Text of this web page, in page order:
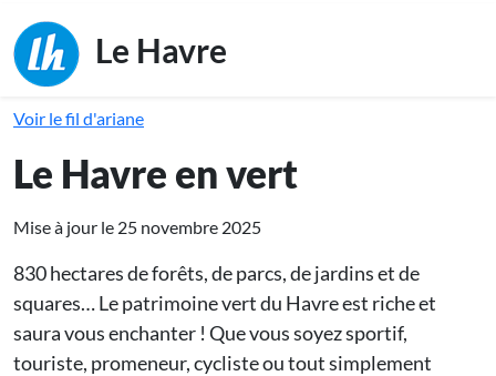
Le Havre
Voir le fil d'ariane
Le Havre en vert
Mise à jour le 25 novembre 2025
830 hectares de forêts, de parcs, de jardins et de
squares… Le patrimoine vert du Havre est riche et
saura vous enchanter ! Que vous soyez sportif,
touriste, promeneur, cycliste ou tout simplement